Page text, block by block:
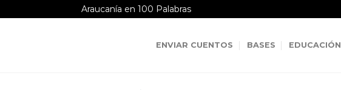
Araucanía en 100 Palabras
ENVIAR CUENTOS BASES EDUCACIÓN